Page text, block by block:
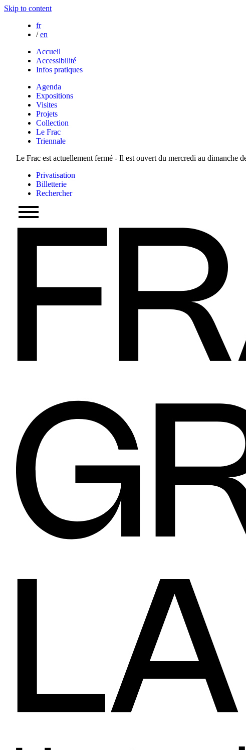
Skip to content
fr
/ en
Accueil
Accessibilité
Infos pratiques
Agenda
Expositions
Visites
Projets
Collection
Le Frac
Triennale
Le Frac est actuellement fermé - Il est ouvert du mercredi au dimanche
Privatisation
Billetterie
Rechercher